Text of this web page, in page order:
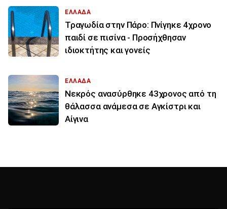
ΕΛΛΑΔΑ
Τραγωδία στην Πάρο: Πνίγηκε 4χρονο
παιδί σε πισίνα - Προσήχθησαν
ιδιοκτήτης και γονείς
ΕΛΛΑΔΑ
Νεκρός ανασύρθηκε 43χρονος από τη
θάλασσα ανάμεσα σε Αγκίστρι και
Αίγινα